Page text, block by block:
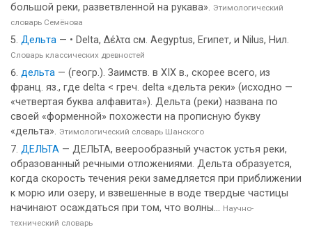
большой реки, разветвленной на рукава». Этимологический
словарь Семёнова
Дельта — • Delta, Δέλτα см. Aegyptus, Египет, и Nilus, Нил.
Словарь классических древностей
дельта — (геогр.). Заимств. в XIX в., скорее всего, из
франц. яз., где delta < греч. delta «дельта реки» (исходно —
«четвертая буква алфавита»). Дельта (реки) названа по
своей «форменной» похожести на прописную букву
«дельта». Этимологический словарь Шанского
ДЕЛЬТА — ДЕЛЬТА, веерообразный участок устья реки,
образованный речными отложениями. Дельта образуется,
когда скорость течения реки замедляется при приближении
к морю или озеру, и взвешенные в воде твердые частицы
начинают осаждаться при том, что волны... Научно-
технический словарь